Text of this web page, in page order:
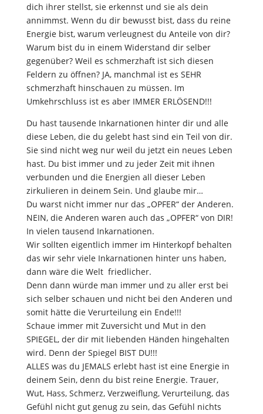
dich ihrer stellst, sie erkennst und sie als dein
annimmst. Wenn du dir bewusst bist, dass du reine
Energie bist, warum verleugnest du Anteile von dir?
Warum bist du in einem Widerstand dir selber
gegenüber? Weil es schmerzhaft ist sich diesen
Feldern zu öffnen? JA, manchmal ist es SEHR
schmerzhaft hinschauen zu müssen. Im
Umkehrschluss ist es aber IMMER ERLÖSEND!!!
Du hast tausende Inkarnationen hinter dir und alle
diese Leben, die du gelebt hast sind ein Teil von dir.
Sie sind nicht weg nur weil du jetzt ein neues Leben
hast. Du bist immer und zu jeder Zeit mit ihnen
verbunden und die Energien all dieser Leben
zirkulieren in deinem Sein. Und glaube mir…
Du warst nicht immer nur das „OPFER“ der Anderen.
NEIN, die Anderen waren auch das „OPFER“ von DIR!
In vielen tausend Inkarnationen.
Wir sollten eigentlich immer im Hinterkopf behalten
das wir sehr viele Inkarnationen hinter uns haben,
dann wäre die Welt friedlicher.
Denn dann würde man immer und zu aller erst bei
sich selber schauen und nicht bei den Anderen und
somit hätte die Verurteilung ein Ende!!!
Schaue immer mit Zuversicht und Mut in den
SPIEGEL, der dir mit liebenden Händen hingehalten
wird. Denn der Spiegel BIST DU!!!
ALLES was du JEMALS erlebt hast ist eine Energie in
deinem Sein, denn du bist reine Energie. Trauer,
Wut, Hass, Schmerz, Verzweiflung, Verurteilung, das
Gefühl nicht gut genug zu sein, das Gefühl nichts